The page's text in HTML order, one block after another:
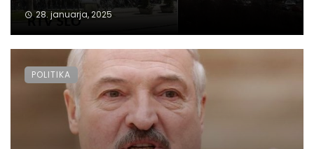
28. januarja, 2025
POLITIKA